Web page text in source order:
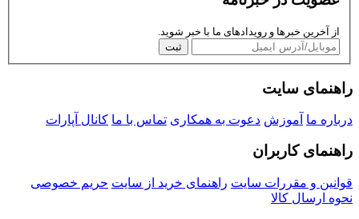
از آخرین خبرها و رویدادهای ما با خبر شوید.
ثبت
راهنمای سایت
درباره ما آموزش دعوت به همکاری تماس با ما کانال آپارات
راهنمای کاربران
قوانین و مقررات سایت راهنمای خرید از سایت حریم خصوصی
نحوه ارسال کالا